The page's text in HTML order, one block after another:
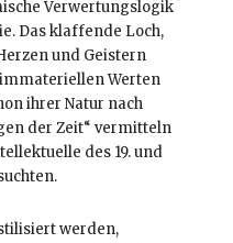
Verwertungslogik
Das klaffende Loch,
und Geistern
Werten
ihrer Natur nach
der Zeit“ vermitteln
des 19. und
werden,